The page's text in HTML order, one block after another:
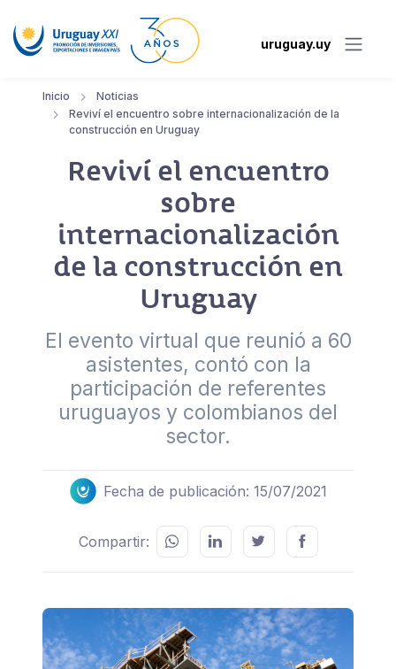
uruguay.uy
Inicio
Noticias
Reviví el encuentro sobre internacionalización de la
construcción en Uruguay
Reviví el encuentro
sobre
internacionalización
de la construcción en
Uruguay
El evento virtual que reunió a 60
asistentes, contó con la
participación de referentes
uruguayos y colombianos del
sector.
Fecha de publicación: 15/07/2021
Compartir: